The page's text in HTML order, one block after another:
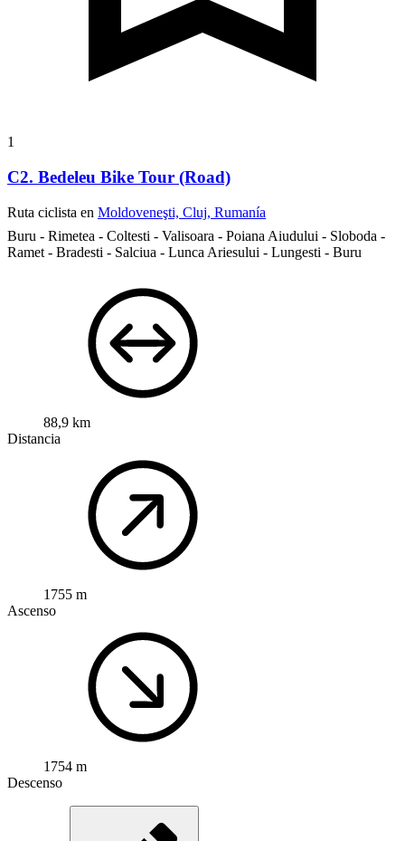
1
C2. Bedeleu Bike Tour (Road)
Ruta ciclista en Moldoveneşti, Cluj, Rumanía
Buru - Rimetea - Coltesti - Valisoara - Poiana Aiudului - Sloboda -
Ramet - Bradesti - Salciua - Lunca Ariesului - Lungesti - Buru
88,9 km
Distancia
1755 m
Ascenso
1754 m
Descenso